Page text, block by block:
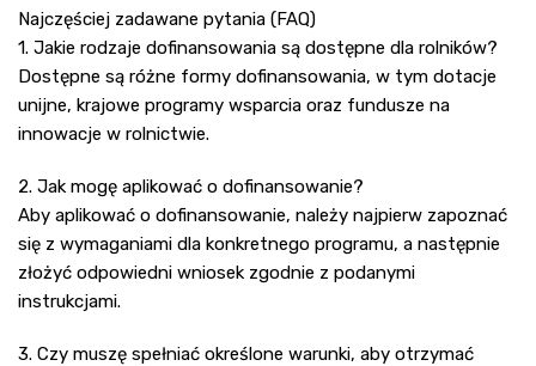
Najczęściej zadawane pytania (FAQ)
1. Jakie rodzaje dofinansowania są dostępne dla rolników?
Dostępne są różne formy dofinansowania, w tym dotacje
unijne, krajowe programy wsparcia oraz fundusze na
innowacje w rolnictwie.
2. Jak mogę aplikować o dofinansowanie?
Aby aplikować o dofinansowanie, należy najpierw zapoznać
się z wymaganiami dla konkretnego programu, a następnie
złożyć odpowiedni wniosek zgodnie z podanymi
instrukcjami.
3. Czy muszę spełniać określone warunki, aby otrzymać